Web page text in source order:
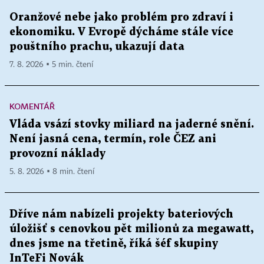
Oranžové nebe jako problém pro zdraví i
ekonomiku. V Evropě dýcháme stále více
pouštního prachu, ukazují data
7. 8. 2026 ▪ 5 min. čtení
KOMENTÁŘ
Vláda vsází stovky miliard na jaderné snění.
Není jasná cena, termín, role ČEZ ani
provozní náklady
5. 8. 2026 ▪ 8 min. čtení
Dříve nám nabízeli projekty bateriových
úložišť s cenovkou pět milionů za megawatt,
dnes jsme na třetině, říká šéf skupiny
InTeFi Novák